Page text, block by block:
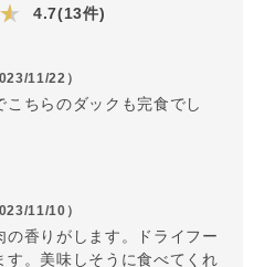
4.7(13件)
11/22）
ちらのダックも完食でし
11/10）
の香りがします。ドライフー
す。美味しそうに食べてくれ